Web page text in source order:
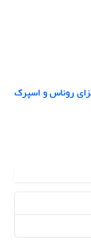
روناس و اسپرک